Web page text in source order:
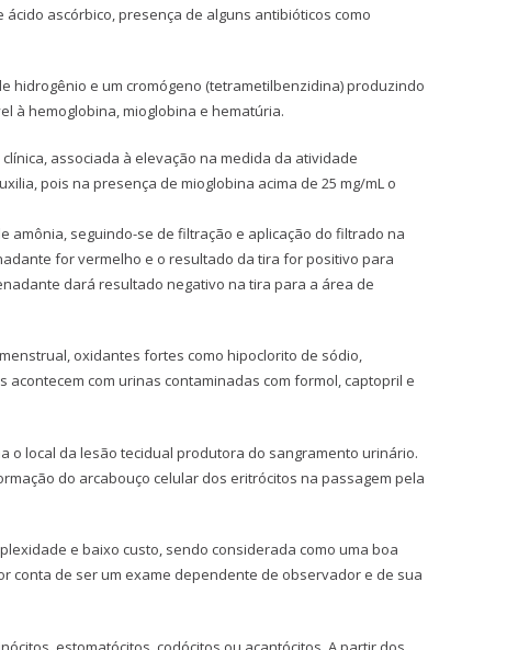
ascórbico, presença de alguns antibióticos como
hidrogênio e um cromógeno (tetrametilbenzidina) produzindo
à hemoglobina, mioglobina e hematúria.
associada à elevação na medida da atividade
pois na presença de mioglobina acima de 25 mg/mL o
amônia, seguindo-se de filtração e aplicação do filtrado na
for vermelho e o resultado da tira for positivo para
dará resultado negativo na tira para a área de
oxidantes fortes como hipoclorito de sódio,
com urinas contaminadas com formol, captopril e
o local da lesão tecidual produtora do sangramento urinário.
do arcabouço celular dos eritrócitos na passagem pela
e baixo custo, sendo considerada como uma boa
conta de ser um exame dependente de observador e de sua